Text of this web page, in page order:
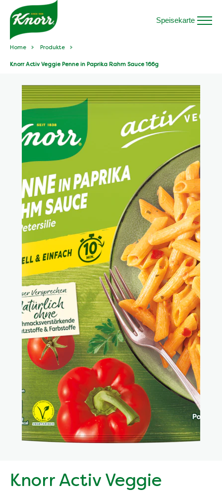
Speisekarte
Home Produkte
Knorr Activ Veggie Penne in Paprika Rahm Sauce 166g
Knorr Activ Veggie